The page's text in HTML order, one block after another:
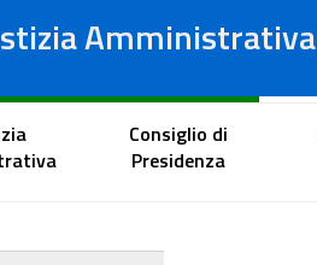
Amministrativa
Amministrativi Regionali
del cittadinoConsiglio di
Presidenza